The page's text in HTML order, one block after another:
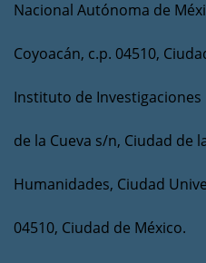
Nacional Autónoma de
Coyoacán, c.p. 04510,
Instituto de
de la Cueva s/n, Ciudad de
Humanidades, Ciudad
04510, Ciudad de México.